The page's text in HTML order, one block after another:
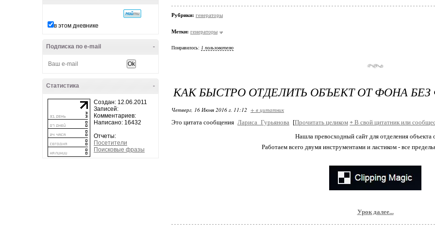
в этом дневнике
-
Подписка по e-mail
-
Статистика
Создан: 12.06.2011
Записей:
Комментариев:
Написано: 16432
Отчеты:
Посетители
Поисковые фразы
Алладин
Альпы
Ангелы и демоны
Аркада
для васЛариса Гурьянова
Рубрики: генераторы
Метки: генераторы
Понравилось: 1 пользователю
КАК БЫСТРО ОТДЕЛИТЬ ОБЪЕКТ ОТ ФОНА
Четверг, 16 Июня 2016 г. 11:12 + в цитатник
Это цитата сообщения Лариса_Гурьянова [Прочитать целиком + В свой цитатник или
Нашла превосходный сайт для отделения объекта
Работаем всего двумя инструментами и ластиком - все
Урок далее...